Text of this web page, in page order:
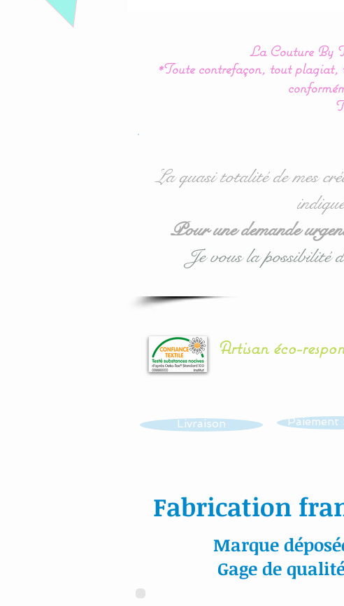
La Couture By
*Toute contrefaçon, tout plagiat,
La quasi totalité de mes
Pour une demande
Je vous la possibilité
Artisan éco-
Livraison Paiement
Fabrication
Marque
Gage de